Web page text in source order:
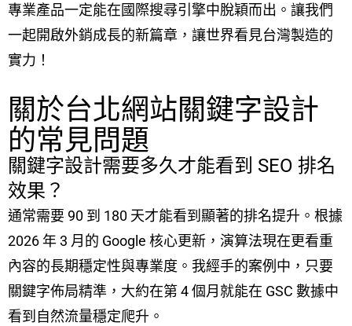
專業產品一定能在國際搜尋引擎中脫穎而出。讓我們
一起開啟外銷成長的新篇章，讓世界看見台灣製造的
實力！
關於台北網站關鍵字設計
的常見問題
關鍵字設計需要多久才能看到 SEO 排名
效果？
通常需要 90 到 180 天才能看到顯著的排名提升。根據
2026 年 3 月的 Google 核心更新，演算法現在更看重
內容的長期穩定性與專業度。我經手的案例中，只要
關鍵字佈局精準，大約在第 4 個月就能在 GSC 數據中
看到自然流量穩定爬升。